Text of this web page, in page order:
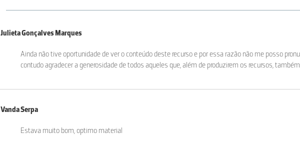
Julieta Gonçalves Marques
Ainda não tive oportunidade de ver o conteúdo deste recurso e por essa razão não me posso
contudo agradecer a generosidade de todos aqueles que, além de produzirem os recursos,
Vanda Serpa
Estava muito bom, optimo material